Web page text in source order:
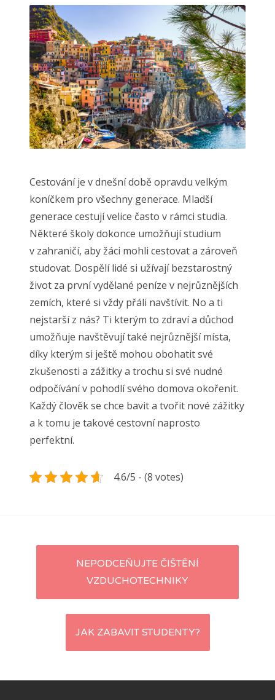
Cestování je v dnešní době opravdu velkým
koníčkem pro všechny generace. Mladší
generace cestují velice často v rámci studia.
Některé školy dokonce umožňují studium
v zahraničí, aby žáci mohli cestovat a zároveň
studovat. Dospělí lidé si užívají bezstarostný
život za první vydělané peníze v nejrůznějších
zemích, které si vždy přáli navštívit. No a ti
nejstarší z nás? Ti kterým to zdraví a důchod
umožňuje navštěvují také nejrůznější místa,
díky kterým si ještě mohou obohatit své
zkušenosti a zážitky a trochu si své nudné
odpočívání v pohodlí svého domova okořenit.
Každý člověk se chce bavit a tvořit nové zážitky
a k tomu je takové cestovní naprosto
perfektní.
4.6/5 - (8 votes)
Navigace
příspěvky
NEPODCEŇUJTE ČIŠTĚNÍ
VZDUCHOTECHNIKY
JAK ZABAVIT STUDENTY?